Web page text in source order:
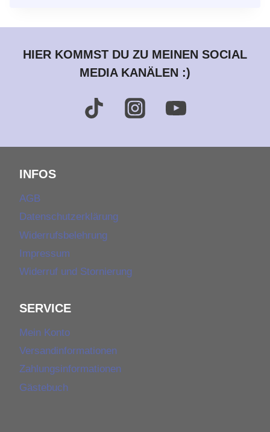
mehrere
Varianten
der
gewählt
werden
HIER KOMMST DU ZU MEINEN SOCIAL
MEDIA KANÄLEN :)
INFOS
AGB
Datenschutzerklärung
Widerrufsbelehrung
Impressum
Widerruf und Stornierung
SERVICE
Mein Konto
Versandinformationen
Zahlungsinformationen
Gästebuch